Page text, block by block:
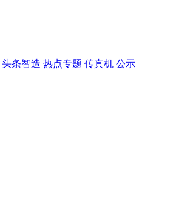
头条智造 热点专题 传真机 公示